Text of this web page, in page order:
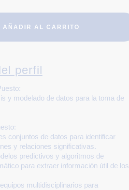
AÑADIR AL CARRITO
perfil
y modelado de datos para la toma de
conjuntos de datos para identificar
y relaciones significativas.
predictivos y algoritmos de
para extraer información útil de los
multidisciplinarios para